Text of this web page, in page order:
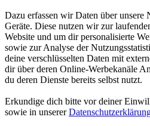
Dazu erfassen wir Daten über unsere
Geräte. Diese nutzen wir zur
Website und um dir personalisierte
sowie zur Analyse der
deine verschlüsselten Daten mit
dir über deren Online-Werbekanäle
du deren Dienste bereits selbst nutzt.
Erkundige dich bitte vor deiner
sowie in unserer